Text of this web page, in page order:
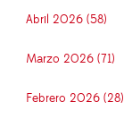
Abril 2026 (58)
Marzo 2026 (71)
Febrero 2026 (28)